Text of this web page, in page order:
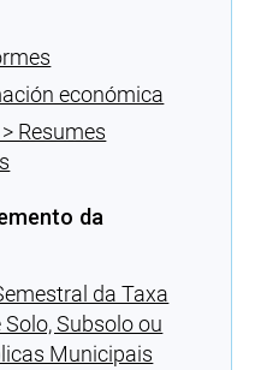
económica
Resumes
da
da Taxa
Subsolo ou
Municipais